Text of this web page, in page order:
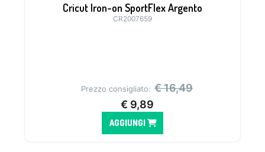
Cricut Iron-on SportFlex Argento
CR2007659
Prezzo consigliato: €16,49
€ 9,89
AGGIUNGI